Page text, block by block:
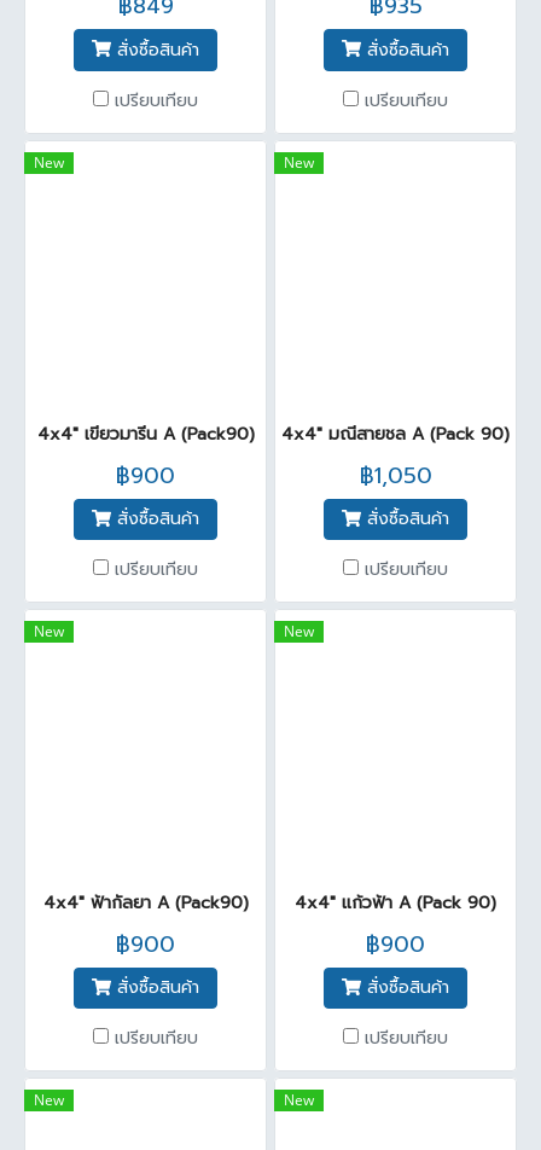
สั่งซื้อสินค้า
เปรียบเทียบ
สั่งซื้อสินค้า
เปรียบเทียบ
New
4x4" เขียวมารีน A (Pack90)
฿900
สั่งซื้อสินค้า
เปรียบเทียบ
New
4x4" มณีสายชล A (Pack 90)
฿1,050
สั่งซื้อสินค้า
เปรียบเทียบ
New
4x4" ฟ้ากัลยา A (Pack90)
฿900
สั่งซื้อสินค้า
เปรียบเทียบ
New
4x4" แก้วฟ้า A (Pack 90)
฿900
สั่งซื้อสินค้า
เปรียบเทียบ
New New